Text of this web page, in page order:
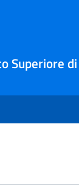
Superiore